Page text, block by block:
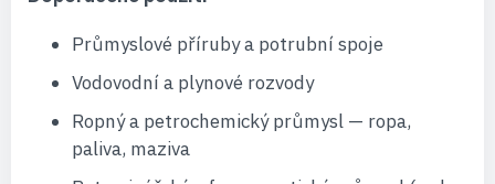
Průmyslové příruby a potrubní spoje
Vodovodní a plynové rozvody
Ropný a petrochemický průmysl — ropa,
paliva, maziva